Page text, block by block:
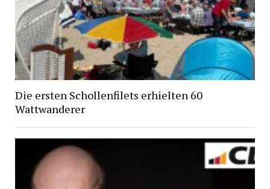
Die ersten Schollenfilets erhielten 60
Wattwanderer